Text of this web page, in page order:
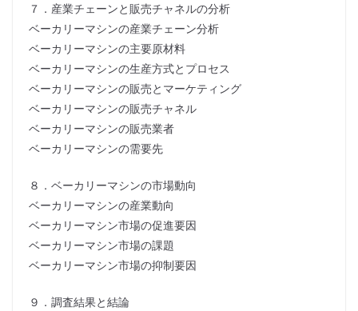
７．産業チェーンと販売チャネルの分析
ベーカリーマシンの産業チェーン分析
ベーカリーマシンの主要原材料
ベーカリーマシンの生産方式とプロセス
ベーカリーマシンの販売とマーケティング
ベーカリーマシンの販売チャネル
ベーカリーマシンの販売業者
ベーカリーマシンの需要先
８．ベーカリーマシンの市場動向
ベーカリーマシンの産業動向
ベーカリーマシン市場の促進要因
ベーカリーマシン市場の課題
ベーカリーマシン市場の抑制要因
９．調査結果と結論